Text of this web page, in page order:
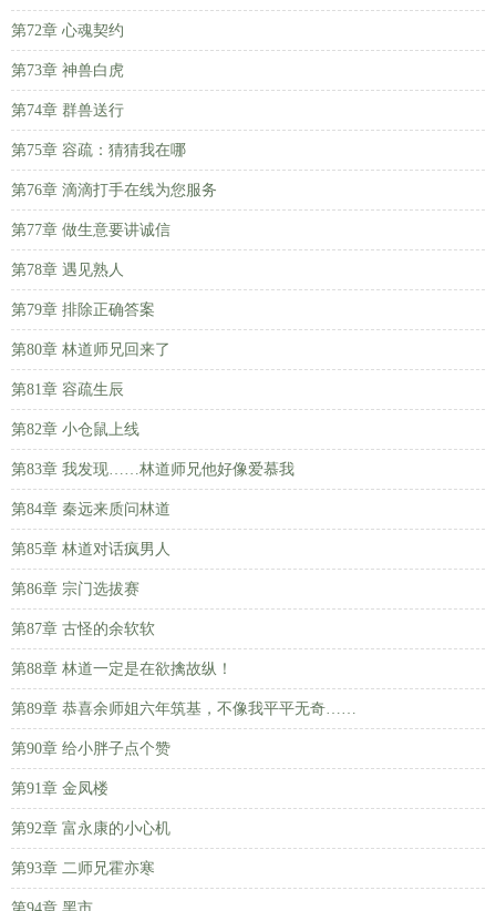
第72章 心魂契约
第73章 神兽白虎
第74章 群兽送行
第75章 容疏：猜猜我在哪
第76章 滴滴打手在线为您服务
第77章 做生意要讲诚信
第78章 遇见熟人
第79章 排除正确答案
第80章 林道师兄回来了
第81章 容疏生辰
第82章 小仓鼠上线
第83章 我发现……林道师兄他好像爱慕我
第84章 秦远来质问林道
第85章 林道对话疯男人
第86章 宗门选拔赛
第87章 古怪的余软软
第88章 林道一定是在欲擒故纵！
第89章 恭喜余师姐六年筑基，不像我平平无奇……
第90章 给小胖子点个赞
第91章 金凤楼
第92章 富永康的小心机
第93章 二师兄霍亦寒